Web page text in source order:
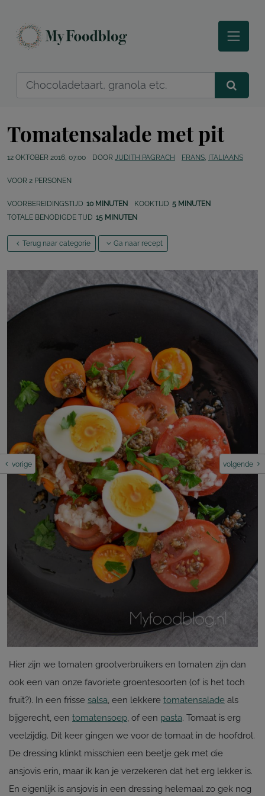
Tomatensalade met pit
12 OKTOBER 2016, 07:00 DOOR JUDITH PAGRACH FRANS, ITALIAANS
VOOR 2 PERSONEN
VOORBEREIDINGSTIJD 10 MINUTEN KOOKTIJD 5 MINUTEN
TOTALE BENODIGDE TIJD 15 MINUTEN
Terug naar categorie Ga naar recept
vorige volgende
Hier zijn we tomaten grootverbruikers en tomaten zijn dan
ook een van onze favoriete groentesoorten (of is het toch
fruit?). In een frisse salsa, een lekkere tomatensalade als
bijgerecht, een tomatensoep, of een pasta. Tomaat is erg
veelzijdig. Dit keer gingen we voor de tomaat in de hoofdrol.
De dressing klinkt misschien een beetje gek met die
ansjovis erin, maar ik kan je verzekeren dat het erg lekker is.
En eigenlijk is ansjovis in een dressing helemaal zo gek nog